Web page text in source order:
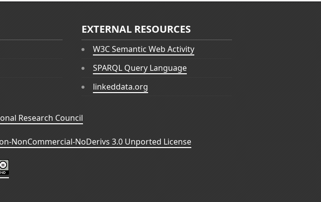
EXTERNAL RESOURCES
W3C Semantic Web Activity
SPARQL Query Language
linkeddata.org
Research Council
NonCommercial-NoDerivs 3.0 Unported License